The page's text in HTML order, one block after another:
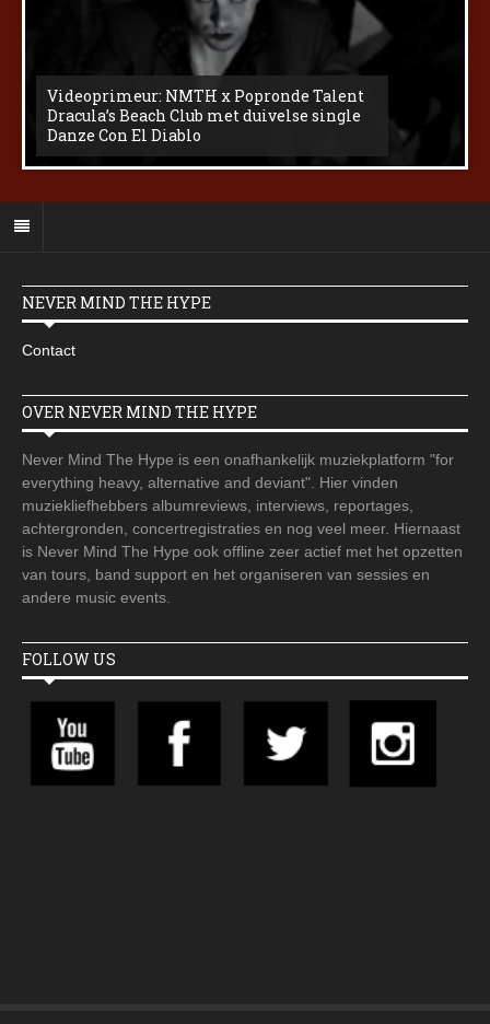
Videoprimeur: NMTH x Popronde Talent
Dracula’s Beach Club met duivelse single
Danze Con El Diablo
NEVER MIND THE HYPE
Contact
OVER NEVER MIND THE HYPE
Never Mind The Hype is een onafhankelijk muziekplatform "for
everything heavy, alternative and deviant". Hier vinden
muziekliefhebbers albumreviews, interviews, reportages,
achtergronden, concertregistraties en nog veel meer. Hiernaast
is Never Mind The Hype ook offline zeer actief met het opzetten
van tours, band support en het organiseren van sessies en
andere music events.
FOLLOW US